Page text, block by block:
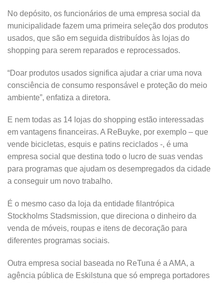
No depósito, os funcionários de uma empresa social da
municipalidade fazem uma primeira seleção dos produtos
usados, que são em seguida distribuídos às lojas do
shopping para serem reparados e reprocessados.
“Doar produtos usados significa ajudar a criar uma nova
consciência de consumo responsável e proteção do meio
ambiente”, enfatiza a diretora.
E nem todas as 14 lojas do shopping estão interessadas
em vantagens financeiras. A ReBuyke, por exemplo – que
vende bicicletas, esquis e patins reciclados -, é uma
empresa social que destina todo o lucro de suas vendas
para programas que ajudam os desempregados da cidade
a conseguir um novo trabalho.
É o mesmo caso da loja da entidade filantrópica
Stockholms Stadsmission, que direciona o dinheiro da
venda de móveis, roupas e itens de decoração para
diferentes programas sociais.
Outra empresa social baseada no ReTuna é a AMA, a
agência pública de Eskilstuna que só emprega portadores